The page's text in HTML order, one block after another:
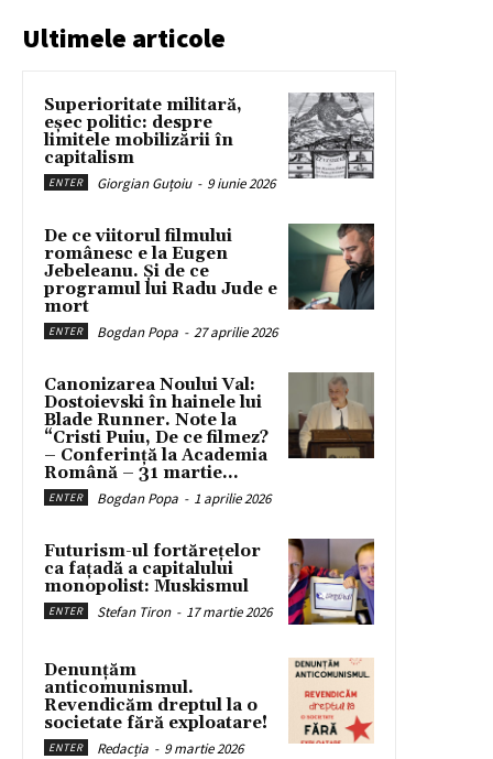
Ultimele articole
Superioritate militară,
eșec politic: despre
limitele mobilizării în
capitalism
ENTER Giorgian Guțoiu - 9 iunie 2026
De ce viitorul filmului
românesc e la Eugen
Jebeleanu. Și de ce
programul lui Radu Jude e
mort
ENTER Bogdan Popa - 27 aprilie 2026
Canonizarea Noului Val:
Dostoievski în hainele lui
Blade Runner. Note la
“Cristi Puiu, De ce filmez?
– Conferință la Academia
Română – 31 martie...
ENTER Bogdan Popa - 1 aprilie 2026
Futurism-ul fortărețelor
ca fațadă a capitalului
monopolist: Muskismul
ENTER Stefan Tiron - 17 martie 2026
Denunțăm
anticomunismul.
Revendicăm dreptul la o
societate fără exploatare!
ENTER Redacția - 9 martie 2026